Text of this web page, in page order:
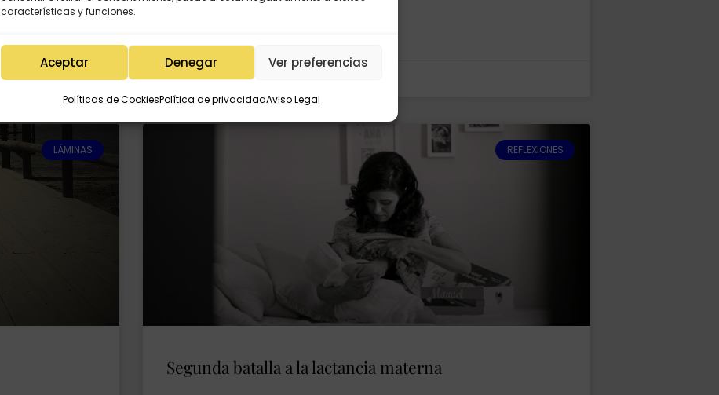
características y funciones.
Aceptar Denegar Ver preferencias
Políticas de CookiesPolítica de privacidadAviso Legal
10mayo, 2020 18 comentarios
LÁMINAS REFLEXIONES
Segunda batalla a la lactancia materna